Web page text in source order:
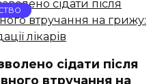
сідати після
втручання на